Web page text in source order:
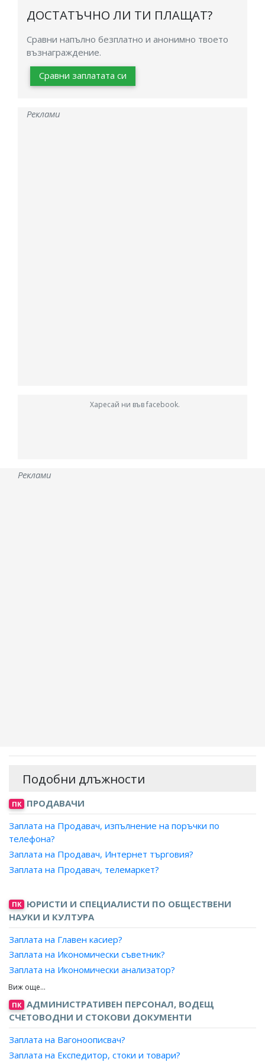
ДОСТАТЪЧНО ЛИ ТИ ПЛАЩАТ?
Сравни напълно безплатно и анонимно твоето
възнаграждение.
Сравни заплатата си
Реклами
Харесай ни във facebook.
Реклами
Подобни длъжности
ПК ПРОДАВАЧИ
Заплата на Продавач, изпълнение на поръчки по
телефона?
Заплата на Продавач, Интернет търговия?
Заплата на Продавач, телемаркет?
ПК ЮРИСТИ И СПЕЦИАЛИСТИ ПО ОБЩЕСТВЕНИ
НАУКИ И КУЛТУРА
Заплата на Главен касиер?
Заплата на Икономически съветник?
Заплата на Икономически анализатор?
Заплата на Специалист, иконометрия?
Заплата на Икономист, банково дело?
Заплата на Икономист, външна търговия?
Заплата на Икономист, данъчно облагане?
Заплата на Икономист, доходи и жизнен стандарт?
ПК АДМИНИСТРАТИВЕН ПЕРСОНАЛ, ВОДЕЩ
СЧЕТОВОДНИ И СТОКОВИ ДОКУМЕНТИ
Заплата на Вагоноописвач?
Заплата на Експедитор, стоки и товари?